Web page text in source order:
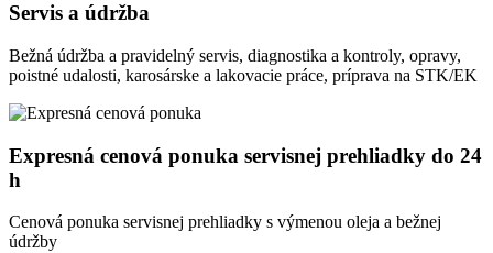
Servis a údržba
Bežná údržba a pravidelný servis, diagnostika a kontroly, opravy,
poistné udalosti, karosárske a lakovacie práce, príprava na STK/EK
Expresná cenová ponuka servisnej prehliadky do 24
h
Cenová ponuka servisnej prehliadky s výmenou oleja a bežnej
údržby